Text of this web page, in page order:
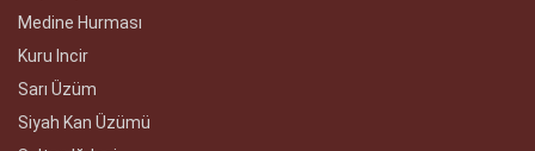
Medine Hurması
Kuru Incir
Sarı Üzüm
Siyah Kan Üzümü